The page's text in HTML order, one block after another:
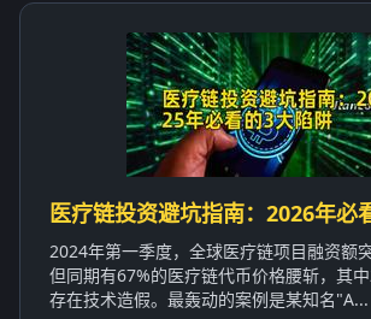
医疗链投资避坑指南：2026年必
2024年第一季度，全球医疗链项目融资额
但同期有67%的医疗链代币价格腰斩，其
存在技术造假。最轰动的案例是某知名"A...